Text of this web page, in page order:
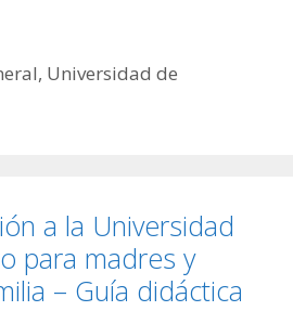
, Universidad de
a la Universidad
para madres y
– Guía didáctica